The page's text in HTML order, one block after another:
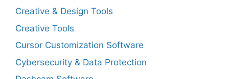
Creative & Design Tools
Creative Tools
Cursor Customization Software
Cybersecurity & Data Protection